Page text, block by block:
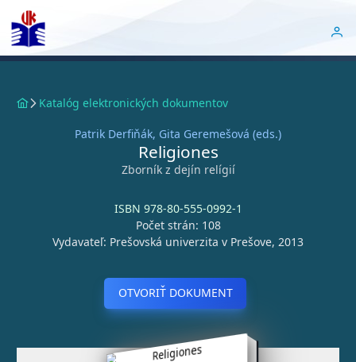
Katalóg elektronických dokumentov
Patrik Derfiňák, Gita Geremešová (eds.)
Religiones
Zborník z dejín relígií
ISBN 978-80-555-0992-1
Počet strán: 108
Vydavateľ: Prešovská univerzita v Prešove, 2013
OTVORIŤ DOKUMENT